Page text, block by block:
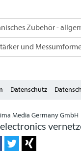
Zubehör -
und
Datenschutz
Media Germany GmbH